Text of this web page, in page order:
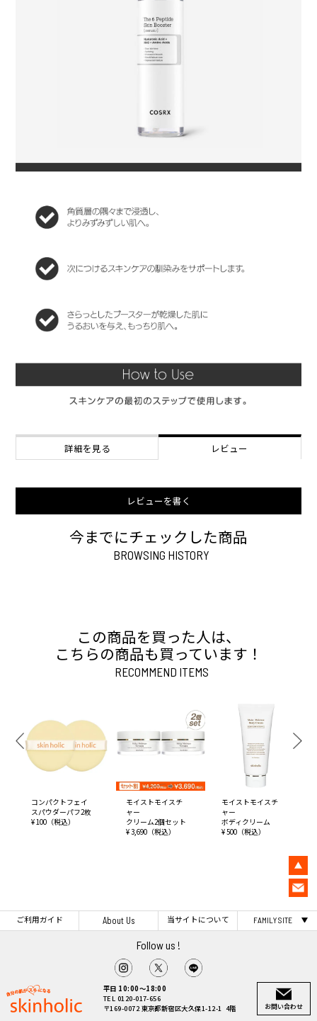
詳細を見る レビュー
レビューを書く
今までにチェックした商品
BROWSING HISTORY
この商品を買った人は、
こちらの商品も買っています！
RECOMMEND ITEMS
コンパクトフェイ
スパウダーパフ2枚
¥ 100（税込）
モイストモイスチ
ャー
クリーム2個セット
¥ 3,690（税込）
モイストモイスチ
ャー
ボディクリーム
¥ 500（税込）
ご利用ガイド About Us 当サイトについて FAMILY SITE
Follow us !
平日 10:00～18:00
TEL 0120-017-656
〒169-0072 東京都新宿区大久保1-12-1 4階
お問い合わせ